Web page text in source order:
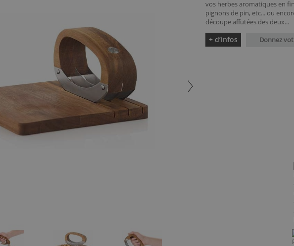
vos herbes aromatiques en
pignons de pin, etc... ou
découpe affutées des deux...
+ d’infos Donnez